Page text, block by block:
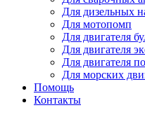
Для дизельных
Для мотопомп
Для двигателя
Для двигателя
Для двигателя
Для морских
Помощь
Контакты